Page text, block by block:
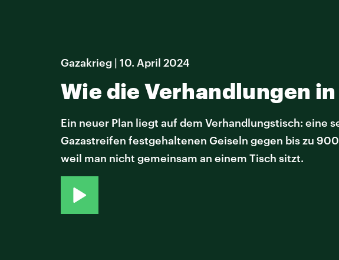
Gazakrieg | 10. April 2024
Wie die Verhandlungen
Ein neuer Plan liegt auf dem Verhandlungstisch: eine
Gazastreifen festgehaltenen Geiseln gegen bis zu
weil man nicht gemeinsam an einem Tisch sitzt.